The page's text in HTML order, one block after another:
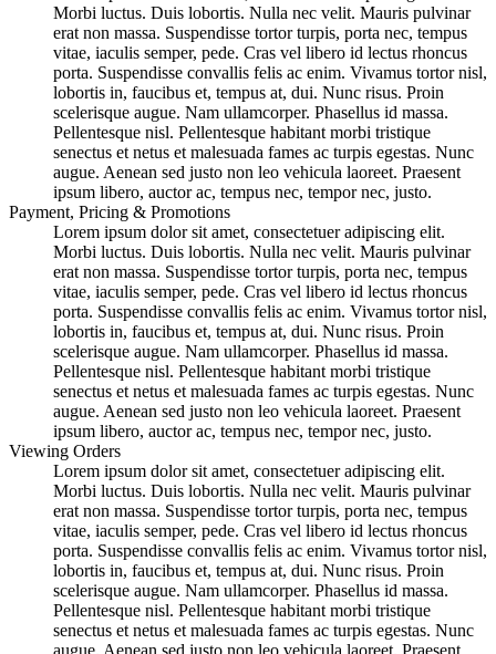
Morbi luctus. Duis lobortis. Nulla nec velit. Mauris pulvinar
erat non massa. Suspendisse tortor turpis, porta nec, tempus
vitae, iaculis semper, pede. Cras vel libero id lectus rhoncus
porta. Suspendisse convallis felis ac enim. Vivamus tortor nisl,
lobortis in, faucibus et, tempus at, dui. Nunc risus. Proin
scelerisque augue. Nam ullamcorper. Phasellus id massa.
Pellentesque nisl. Pellentesque habitant morbi tristique
senectus et netus et malesuada fames ac turpis egestas. Nunc
augue. Aenean sed justo non leo vehicula laoreet. Praesent
ipsum libero, auctor ac, tempus nec, tempor nec, justo.
Payment, Pricing & Promotions
Lorem ipsum dolor sit amet, consectetuer adipiscing elit.
Morbi luctus. Duis lobortis. Nulla nec velit. Mauris pulvinar
erat non massa. Suspendisse tortor turpis, porta nec, tempus
vitae, iaculis semper, pede. Cras vel libero id lectus rhoncus
porta. Suspendisse convallis felis ac enim. Vivamus tortor nisl,
lobortis in, faucibus et, tempus at, dui. Nunc risus. Proin
scelerisque augue. Nam ullamcorper. Phasellus id massa.
Pellentesque nisl. Pellentesque habitant morbi tristique
senectus et netus et malesuada fames ac turpis egestas. Nunc
augue. Aenean sed justo non leo vehicula laoreet. Praesent
ipsum libero, auctor ac, tempus nec, tempor nec, justo.
Viewing Orders
Lorem ipsum dolor sit amet, consectetuer adipiscing elit.
Morbi luctus. Duis lobortis. Nulla nec velit. Mauris pulvinar
erat non massa. Suspendisse tortor turpis, porta nec, tempus
vitae, iaculis semper, pede. Cras vel libero id lectus rhoncus
porta. Suspendisse convallis felis ac enim. Vivamus tortor nisl,
lobortis in, faucibus et, tempus at, dui. Nunc risus. Proin
scelerisque augue. Nam ullamcorper. Phasellus id massa.
Pellentesque nisl. Pellentesque habitant morbi tristique
senectus et netus et malesuada fames ac turpis egestas. Nunc
augue. Aenean sed justo non leo vehicula laoreet. Praesent